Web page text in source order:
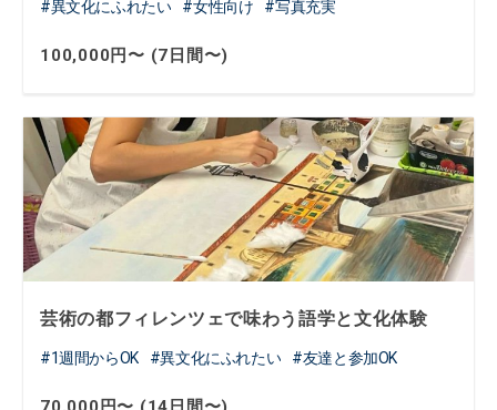
異文化にふれたい 女性向け 写真充実
100,000円〜 (7日間〜)
芸術の都フィレンツェで味わう語学と文化体験
1週間からOK 異文化にふれたい 友達と参加OK